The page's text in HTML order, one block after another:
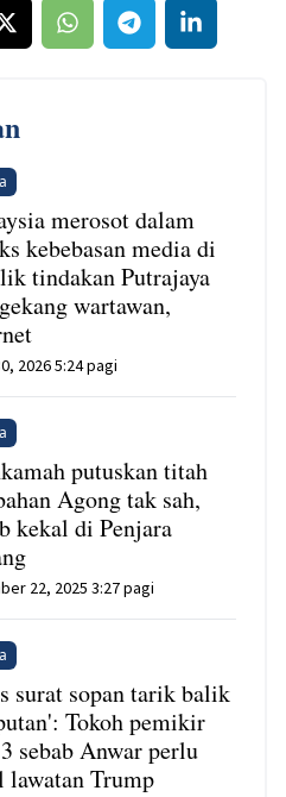
merosot dalam
kebebasan media di
tindakan Putrajaya
wartawan,
2026 5:24 pagi
putuskan titah
Agong tak sah,
kekal di Penjara
22, 2025 3:27 pagi
surat sopan tarik balik
Tokoh pemikir
sebab Anwar perlu
lawatan Trump